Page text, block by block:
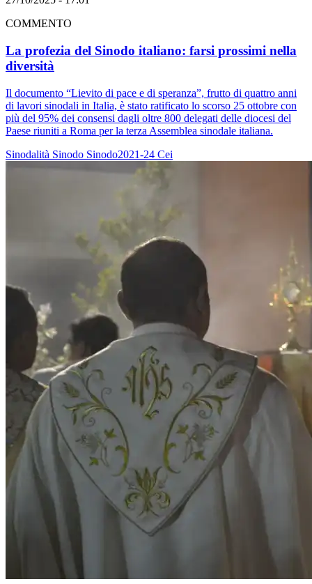
COMMENTO
La profezia del Sinodo italiano: farsi prossimi nella
diversità
Il documento “Lievito di pace e di speranza”, frutto di quattro anni
di lavori sinodali in Italia, è stato ratificato lo scorso 25 ottobre con
più del 95% dei consensi dagli oltre 800 delegati delle diocesi del
Paese riuniti a Roma per la terza Assemblea sinodale italiana.
Sinodalità Sinodo Sinodo2021-24 Cei